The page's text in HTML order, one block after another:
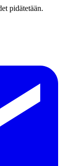
pidätetään.